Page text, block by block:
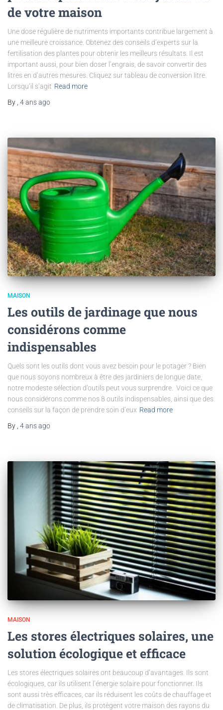
de votre maison
Une dose régulière de nutriments importants contribue largement à
une meilleure croissance. Obtenez des conseils d’experts sur la
fertilisation des plantes pour obtenir les meilleurs résultats. Il est
important aussi, pour bien doser l’engrais, de savoir convertir des
litres en d’autres mesures. Cliquez sur tableau de conversion litre.
Lorsqu’il s’agit Read more
By 4 ansago
MAISON
Les outils de jardinage que nous
considérons comme
indispensables
Quels sont les outils dont vous avez besoin pour le potager ? Bien
que nous soyons nombreux à être des jardiniers de longue date,
notre modeste sélection d’outils peut vous surprendre. Voici ce que
nous considérons comme nos 8 outils indispensables, ainsi que des
conseils sur la façon de prendre soin d’eux Read more
By , 4 ansago
MAISON
Les stores électriques solaires, une
solution écologique et efficace
Les stores électriques solaires ont beaucoup d’avantages. Ils sont
écologiques, car ils utilisent l’énergie solaire pour fonctionner. Ils
sont aussi très efficaces, car ils réduisent les coûts de chauffage et
de climatisation. De plus, ils protègent votre maison des rayons du